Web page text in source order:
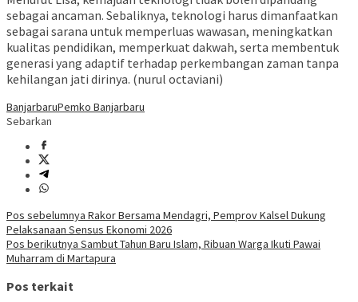
sebagai ancaman. Sebaliknya, teknologi harus dimanfaatkan
sebagai sarana untuk memperluas wawasan, meningkatkan
kualitas pendidikan, memperkuat dakwah, serta membentuk
generasi yang adaptif terhadap perkembangan zaman tanpa
kehilangan jati dirinya. (nurul octaviani)
BanjarbaruPemko Banjarbaru
Sebarkan
Navigasi
pos
Pos sebelumnya Rakor Bersama Mendagri, Pemprov Kalsel Dukung
Pelaksanaan Sensus Ekonomi 2026
Pos berikutnya Sambut Tahun Baru Islam, Ribuan Warga Ikuti Pawai
Muharram di Martapura
Pos terkait